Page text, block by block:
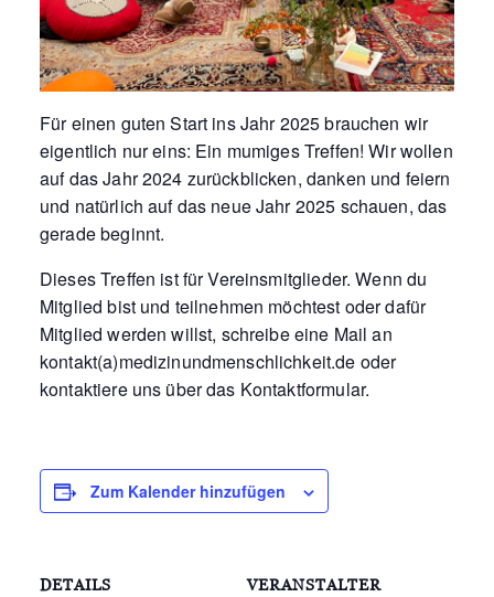
Für einen guten Start ins Jahr 2025 brauchen wir
eigentlich nur eins: Ein mumiges Treffen! Wir wollen
auf das Jahr 2024 zurückblicken, danken und feiern
und natürlich auf das neue Jahr 2025 schauen, das
gerade beginnt.
Dieses Treffen ist für Vereinsmitglieder. Wenn du
Mitglied bist und teilnehmen möchtest oder dafür
Mitglied werden willst, schreibe eine Mail an
kontakt(a)medizinundmenschlichkeit.de oder
kontaktiere uns über das Kontaktformular.
Zum Kalender hinzufügen
DETAILS VERANSTALTER